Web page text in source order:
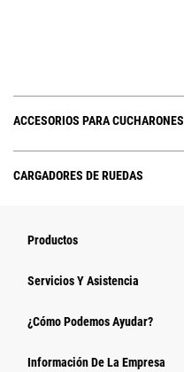
ACCESORIOS PARA CUCHARONES
CARGADORES DE RUEDAS
Productos
Servicios Y Asistencia
¿Cómo Podemos Ayudar?
Información De La Empresa